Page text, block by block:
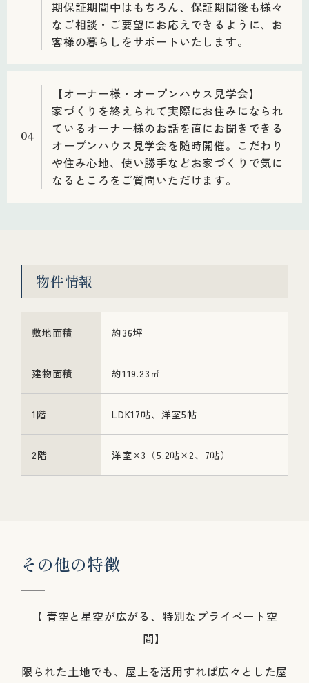
期保証期間中はもちろん、保証期間後も様々
なご相談・ご要望にお応えできるように、お
客様の暮らしをサポートいたします。
04
【オーナー様・オープンハウス見学会】
家づくりを終えられて実際にお住みになられ
ているオーナー様のお話を直にお聞きできる
オープンハウス見学会を随時開催。こだわり
や住み心地、使い勝手などお家づくりで気に
なるところをご質問いただけます。
物件情報
敷地面積 約36坪
建物面積 約119.23㎡
1階 LDK17帖、洋室5帖
2階 洋室×3（5.2帖×2、7帖）
その他の特徴
【 青空と星空が広がる、特別なプライベート空
間】
限られた土地でも、屋上を活用すれば広々とした屋